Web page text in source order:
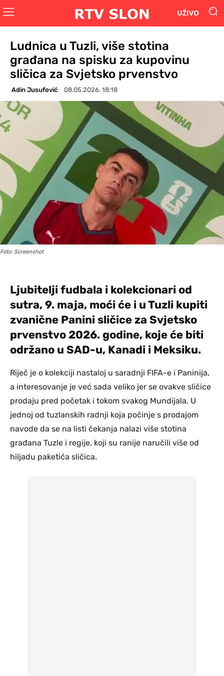
UŽIVO
Ludnica u Tuzli, više stotina
građana na spisku za kupovinu
sličica za Svjetsko prvenstvo
Adin Jusufović 08.05.2026. 18:18
Foto: Screenshot
Ljubitelji fudbala i kolekcionari od
sutra, 9. maja, moći će i u Tuzli kupiti
zvanične Panini sličice za Svjetsko
prvenstvo 2026. godine, koje će biti
održano u SAD-u, Kanadi i Meksiku.
Riječ je o kolekciji nastaloj u saradnji FIFA-e i Paninija,
a interesovanje je već sada veliko jer se ovakve sličice
prodaju pred početak i tokom svakog Mundijala. U
jednoj od tuzlanskih radnji koja počinje s prodajom
navode da se na listi čekanja nalazi više stotina
građana Tuzle i regije, koji su ranije naručili više od
hiljadu paketića sličica.